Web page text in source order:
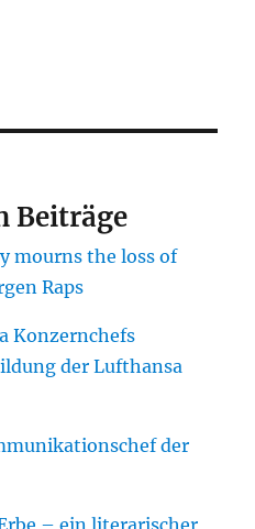
Beiträge
mourns the loss of
Raps
Konzernchefs
der Lufthansa
der
– ein literarischer